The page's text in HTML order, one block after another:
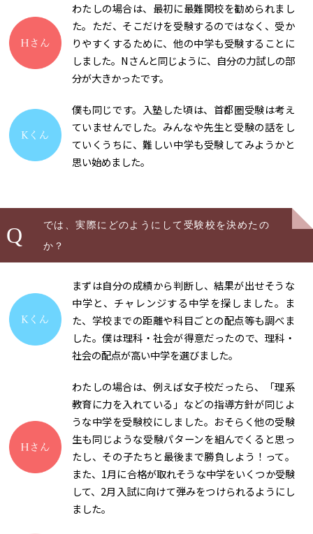
わたしの場合は、最初に最難関校を勧められまし
た。ただ、そこだけを受験するのではなく、受か
りやすくするために、他の中学も受験することに
しました。Nさんと同じように、自分の力試しの部
分が大きかったです。
僕も同じです。入塾した頃は、首都圏受験は考え
ていませんでした。みんなや先生と受験の話をし
ていくうちに、難しい中学も受験してみようかと
思い始めました。
Q
では、実際にどのようにして受験校を決めたの
か？
まずは自分の成績から判断し、結果が出せそうな
中学と、チャレンジする中学を探しました。ま
た、学校までの距離や科目ごとの配点等も調べま
した。僕は理科・社会が得意だったので、理科・
社会の配点が高い中学を選びました。
わたしの場合は、例えば女子校だったら、「理系
教育に力を入れている」などの指導方針が同じよ
うな中学を受験校にしました。おそらく他の受験
生も同じような受験パターンを組んでくると思っ
たし、その子たちと最後まで勝負しよう！って。
また、1月に合格が取れそうな中学をいくつか受験
して、2月入試に向けて弾みをつけられるようにし
ました。